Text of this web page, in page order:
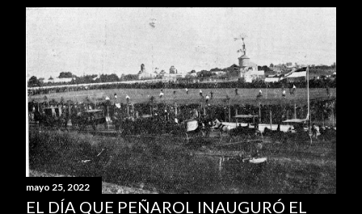
mayo 25, 2022
EL DÍA QUE PEÑAROL INAUGURÓ EL